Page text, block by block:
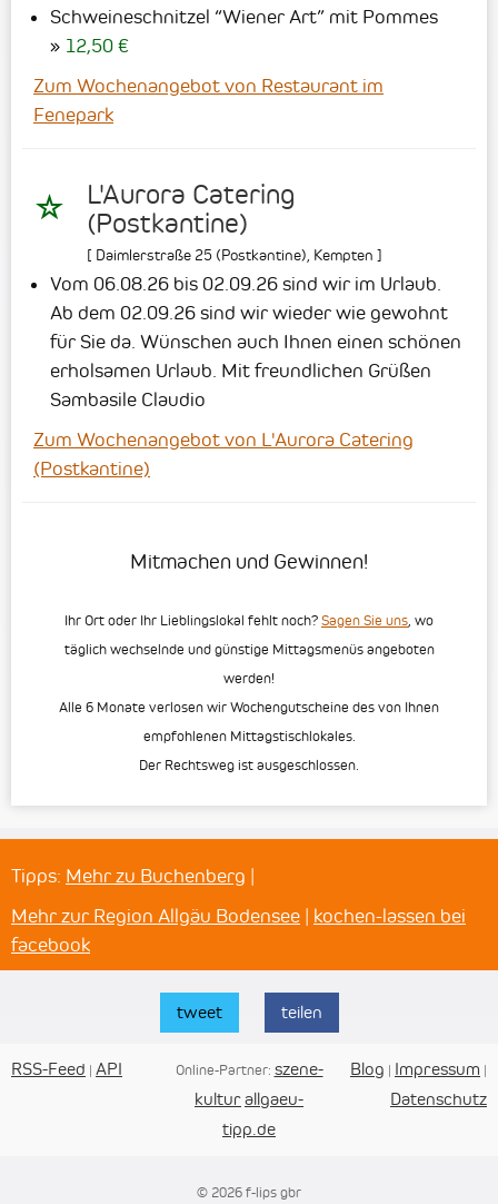
Schweineschnitzel “Wiener Art” mit Pommes
12,50 €
Zum Wochenangebot von Restaurant im
Fenepark
L'Aurora Catering
(Postkantine)
[ Daimlerstraße 25 (Postkantine) Kempten ]
Vom 06.08.26 bis 02.09.26 sind wir im Urlaub.
Ab dem 02.09.26 sind wir wieder wie gewohnt
für Sie da. Wünschen auch Ihnen einen schönen
erholsamen Urlaub. Mit freundlichen Grüßen
Sambasile Claudio
Zum Wochenangebot von L'Aurora Catering
(Postkantine)
Mitmachen und Gewinnen!
Ihr Ort oder Ihr Lieblingslokal fehlt noch? Sagen Sie uns , wo
täglich wechselnde und günstige Mittagsmenüs angeboten
werden!
Alle 6 Monate verlosen wir Wochengutscheine des von Ihnen
empfohlenen Mittagstischlokales.
Der Rechtsweg ist ausgeschlossen.
Tipps: Mehr zu Buchenberg |
Mehr zur Region Allgäu Bodensee | kochen-lassen bei
facebook
tweet teilen
RSS-Feed | API Online-Partner: szene-
kulturallgaeu-
tipp.de
Blog | Impressum |
Datenschutz
© 2026 f-lips gbr